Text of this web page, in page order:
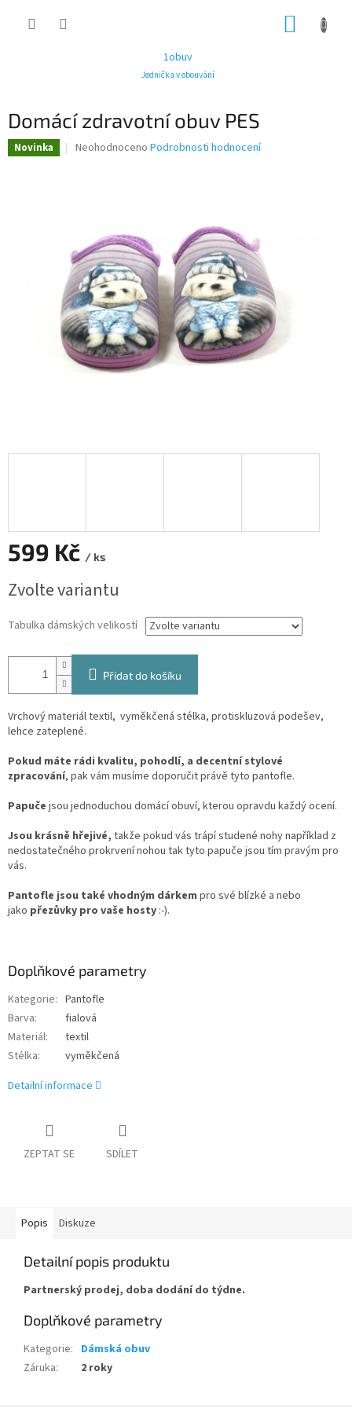
1obuv
Jednička v obouvání
Domácí zdravotní obuv PES
Novinka
Průměrné
hvězdiček.
Neohodnoceno Podrobnosti hodnocení
599 Kč / ks
cena:
Zvolte variantu
Tabulka dámských velikostí
Přidat do košíku
Vrchový materiál textil, vyměkčená stélka, protiskluzová podešev,
lehce zateplené.
Pokud máte rádi kvalitu, pohodlí, a decentní stylové
zpracování, pak vám musíme doporučit právě tyto pantofle.
Papuče jsou jednoduchou domácí obuví, kterou opravdu každý ocení.
Jsou krásně hřejivé, takže pokud vás trápí studené nohy například z
nedostatečného prokrvení nohou tak tyto papuče jsou tím pravým pro
vás.
Pantofle jsou také vhodným dárkem pro své blízké a nebo
jako přezůvky pro vaše hosty :-).
Doplňkové parametry
Kategorie: Pantofle
Barva:
fialová
Materiál:
textil
Stélka:
vyměkčená
Detailní informace
ZEPTAT SE SDÍLET
Popis Diskuze
Detailní popis produktu
Partnerský prodej, doba dodání do týdne.
Doplňkové parametry
Kategorie: Dámská obuv
Záruka: 2 roky